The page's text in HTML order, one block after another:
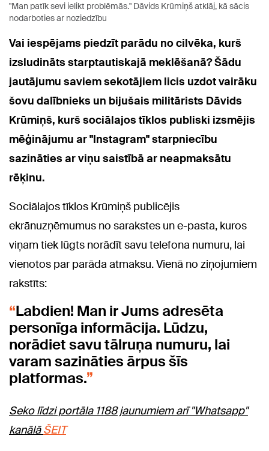
"Man patīk sevi ielikt problēmās." Dāvids Krūmiņš atklāj, kā sācis
nodarboties ar noziedzību
Vai iespējams piedzīt parādu no cilvēka, kurš
izsludināts starptautiskajā meklēšanā? Šādu
jautājumu saviem sekotājiem licis uzdot vairāku
šovu dalībnieks un bijušais militārists Dāvids
Krūmiņš, kurš sociālajos tīklos publiski izsmējis
mēģinājumu ar "Instagram" starpniecību
sazināties ar viņu saistībā ar neapmaksātu
rēķinu.
Sociālajos tīklos Krūmiņš publicējis
ekrānuzņēmumus no sarakstes un e-pasta, kuros
viņam tiek lūgts norādīt savu telefona numuru, lai
vienotos par parāda atmaksu. Vienā no ziņojumiem
rakstīts:
Labdien! Man ir Jums adresēta
personīga informācija. Lūdzu,
norādiet savu tālruņa numuru, lai
varam sazināties ārpus šīs
platformas.
Seko līdzi portāla 1188 jaunumiem arī "Whatsapp"
kanālāŠEIT